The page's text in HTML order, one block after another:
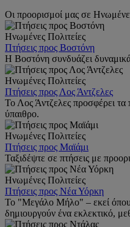
Οι προορισμοί μας σε
Ηνωμένες Πολιτείες
Πτήσεις προς Βοστόνη
Η Βοστόνη συνδυάζει δυναμικά
Ηνωμένες Πολιτείες
Πτήσεις προς Λος Άντζελες
Το Λος Άντζελες προσφέρει τα
ύπαιθρο.
Ηνωμένες Πολιτείες
Πτήσεις προς Μαϊάμι
Ταξιδέψτε σε πτήσεις με
Ηνωμένες Πολιτείες
Πτήσεις προς Νέα Υόρκη
Το "Μεγάλο Μήλο" – εκεί όπου
δημιουργούν ένα εκλεκτικό,